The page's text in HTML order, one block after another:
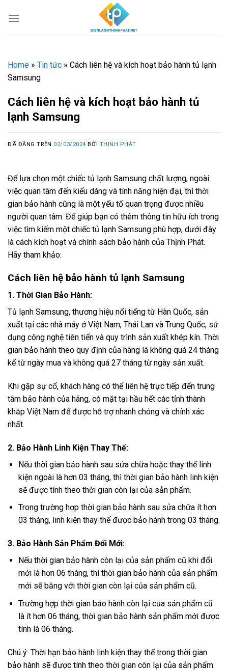
đến
Home » Tin tức » Cách liên hệ và kích hoạt bảo hành tủ lạnh
Samsung
Cách liên hệ và kích hoạt bảo hành tủ
lạnh Samsung
ĐÃ ĐĂNG TRÊN 02/03/2024 BỞI THỊNH PHÁT
Để lựa chọn một chiếc tủ lạnh Samsung chất lượng, ngoài
việc quan tâm đến kiểu dáng và tính năng hiện đại, thì thời
gian bảo hành cũng là một yếu tố quan trọng được nhiều
người quan tâm. Để giúp bạn có thêm thông tin hữu ích trong
việc tìm kiếm một chiếc tủ lạnh Samsung phù hợp, dưới đây
là cách kích hoạt và chính sách bảo hành của Thịnh Phát.
Hãy tham khảo:
Cách liên hệ bảo hành tủ lạnh Samsung
1. Thời Gian Bảo Hành:
Tủ lạnh Samsung, thương hiệu nổi tiếng từ Hàn Quốc, sản
xuất tại các nhà máy ở Việt Nam, Thái Lan và Trung Quốc, sử
dụng công nghệ tiên tiến và quy trình sản xuất khép kín. Thời
gian bảo hành theo quy định của hãng là không quá 24 tháng
kể từ ngày mua và không quá 27 tháng từ ngày sản xuất.
Khi gặp sự cố, khách hàng có thể liên hệ trực tiếp đến trung
tâm bảo hành của hãng, có mặt tại hầu hết các tỉnh thành
khắp Việt Nam để được hỗ trợ nhanh chóng và chính xác
nhất.
2. Bảo Hành Linh Kiện Thay Thế:
Nếu thời gian bảo hành sau sửa chữa hoặc thay thế linh
kiện ngoài là hơn 03 tháng, thì thời gian bảo hành linh kiện
sẽ được tính theo thời gian còn lại của sản phẩm.
Trong trường hợp thời gian bảo hành sau sửa chữa ít hơn
03 tháng, linh kiện thay thế được bảo hành trong 03 tháng.
3. Bảo Hành Sản Phẩm Đổi Mới:
Nếu thời gian bảo hành còn lại của sản phẩm cũ khi đổi
mới là hơn 06 tháng, thì thời gian bảo hành của sản phẩm
mới sẽ bằng với thời gian còn lại của sản phẩm cũ.
Trường hợp thời gian bảo hành còn lại của sản phẩm cũ
là ít hơn 06 tháng, thời gian bảo hành sản phẩm mới được
tính là 06 tháng.
Chú ý: Thời hạn bảo hành linh kiện thay thế trong thời gian
bảo hành sẽ được tính theo thời gian còn lại của sản phẩm.